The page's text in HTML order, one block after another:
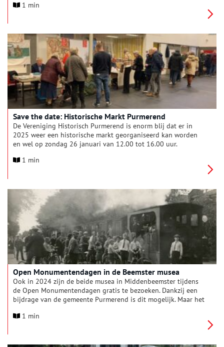
van woningen en tuinderijen die zijn gebombardeerd.
1 min
Save the date: Historische Markt Purmerend
De Vereniging Historisch Purmerend is enorm blij dat er in
2025 weer een historische markt georganiseerd kan worden
en wel op zondag 26 januari van 12.00 tot 16.00 uur.
1 min
Open Monumentendagen in de Beemster musea
Ook in 2024 zijn de beide musea in Middenbeemster tijdens
de Open Monumentendagen gratis te bezoeken. Dankzij een
bijdrage van de gemeente Purmerend is dit mogelijk. Maar het
Het thema van dit jaar is: routes, netwerken & verbindingen,
1 min